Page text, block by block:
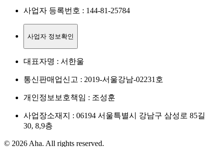
사업자 등록번호 : 144-81-25784
사업자 정보확인
대표자명 : 서한울
통신판매업신고 : 2019-서울강남-02231호
개인정보보호책임 : 조성훈
사업장소재지 : 06194 서울특별시 강남구 삼성로 85길
30, 8,9층
© 2026 Aha. All rights reserved.